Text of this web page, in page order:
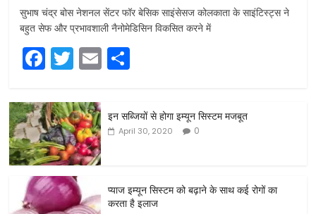
सुभाष चंद्र बोस नेशनल सेंटर फॉर बेसिक साइंसेसज कोलकाता के साइंटिस्ट्स ने
बहुत सेफ और प्रभावशाली नैनोमेडिसिन विकसित करने में
F
a
c
e
b
o
o
T
w
itt
er
E
m
ar
e
इन सब्जियों से होगा इम्यून सिस्टम मजबूत
April 30, 2020 0
प्याज इम्यून सिस्टम को बढ़ाने के साथ कई रोगों का
करता है इलाज